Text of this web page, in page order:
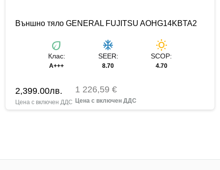
Външно тяло GENERAL FUJITSU AOHG14KBTA2
eco
Клас:
A+++
ac_unit
SEER:
8.70
wb_sunny
SCOP:
4.70
2,399.00лв. 1 226,59 €